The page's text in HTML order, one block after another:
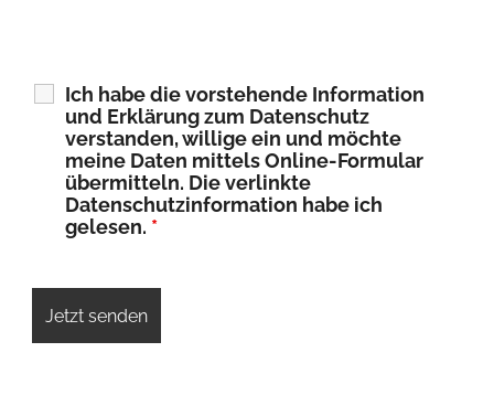
Ich habe die vorstehende Information
und Erklärung zum Datenschutz
verstanden, willige ein und möchte
meine Daten mittels Online-Formular
übermitteln. Die verlinkte
Datenschutzinformation habe ich
gelesen. *